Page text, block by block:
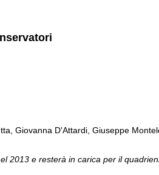
Giovanna D'Attardi, Giuseppe
2013 e resterà in carica per il